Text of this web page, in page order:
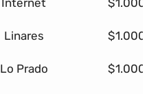
Internet
Linares
Lo Prado